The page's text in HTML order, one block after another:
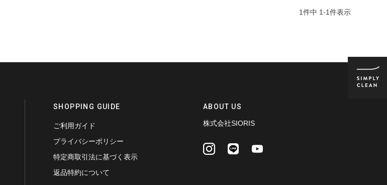
1件中 1-1件表示
SHOPPING GUIDE
ご利用ガイド
プライバシーポリシー
特定商取引法に基づく表示
返品特約について
ABOUT US
株式会社SIORIS